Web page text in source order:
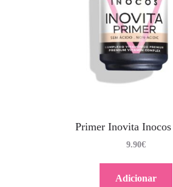
Primer Inovita
9.90€
Adicionar